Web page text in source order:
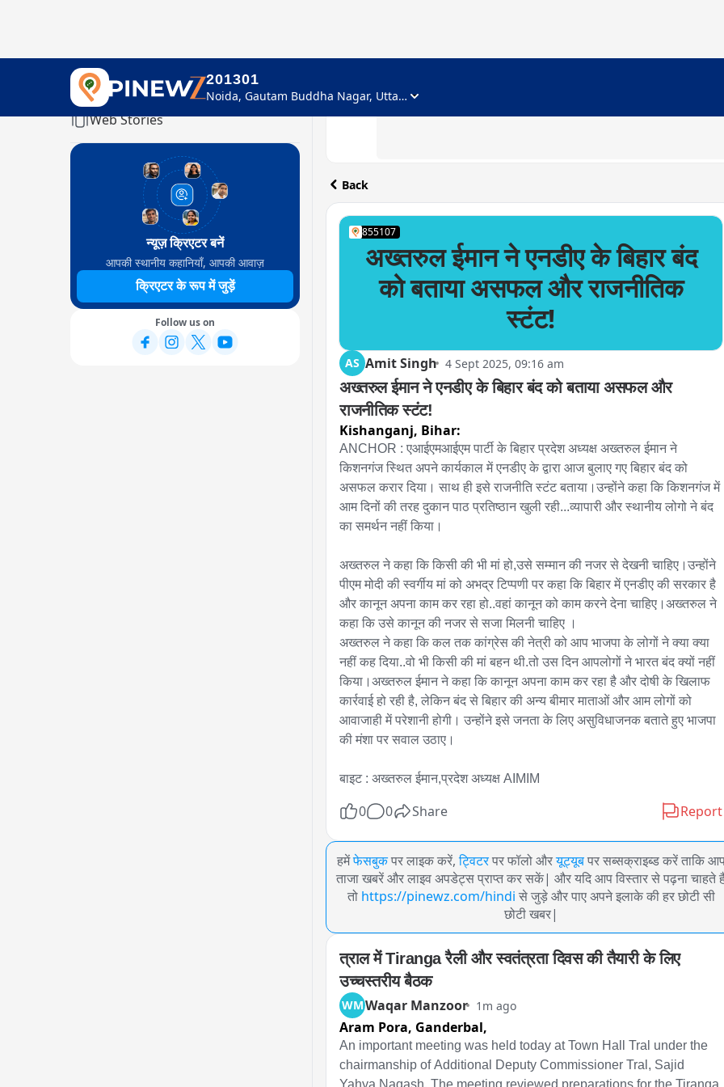
201301
Noida, Gautam Buddha Nagar, Uttar Pradesh
Home
Web Stories
न्यूज़ क्रिएटर बनें
आपकी स्थानीय कहानियाँ, आपकी आवाज़
क्रिएटर के रूप में जुड़ें
Follow us on
Back
855107
अख्तरुल ईमान ने एनडीए के बिहार बंद
को बताया असफल और राजनीतिक
स्टंट!
AS Amit Singh 4 Sept 2025, 09:16 am
अख्तरुल ईमान ने एनडीए के बिहार बंद को बताया असफल और
राजनीतिक स्टंट!
Kishanganj, Bihar:
ANCHOR : एआईएमआईएम पार्टी के बिहार प्रदेश अध्यक्ष अख्तरुल ईमान ने
किशनगंज स्थित अपने कार्यकाल में एनडीए के द्वारा आज बुलाए गए बिहार बंद को
असफल करार दिया। साथ ही इसे राजनीति स्टंट बताया।उन्होंने कहा कि किशनगंज में
आम दिनों की तरह दुकान पाठ प्रतिष्ठान खुली रही...व्यापारी और स्थानीय लोगो ने बंद
का समर्थन नहीं किया।
अख्तरुल ने कहा कि किसी की भी मां हो,उसे सम्मान की नजर से देखनी चाहिए।उन्होंने
पीएम मोदी की स्वर्गीय मां को अभद्र टिप्पणी पर कहा कि बिहार में एनडीए की सरकार है
और कानून अपना काम कर रहा हो..वहां कानून को काम करने देना चाहिए।अख्तरुल ने
कहा कि उसे कानून की नजर से सजा मिलनी चाहिए ।
अख्तरुल ने कहा कि कल तक कांग्रेस की नेत्री को आप भाजपा के लोगों ने क्या क्या
नहीं कह दिया..वो भी किसी की मां बहन थी.तो उस दिन आपलोगों ने भारत बंद क्यों नहीं
किया।अख्तरुल ईमान ने कहा कि कानून अपना काम कर रहा है और दोषी के खिलाफ
कार्रवाई हो रही है, लेकिन बंद से बिहार की अन्य बीमार माताओं और आम लोगों को
आवाजाही में परेशानी होगी। उन्होंने इसे जनता के लिए असुविधाजनक बताते हुए भाजपा
की मंशा पर सवाल उठाए।
बाइट : अख्तरुल ईमान,प्रदेश अध्यक्ष AIMIM
0 0 Share Report
हमेंफेसबुक पर लाइक करें, ट्विटर पर फॉलो औरयूट्यूब पर सब्सक्राइब्ड करें ताकि
ताजा खबरें और लाइव अपडेट्स प्राप्त कर सकें| और यदि आप विस्तार से पढ़ना चाहते
तो https://pinewz.com/hindi से जुड़े और पाए अपने इलाके की हर छोटी सी
छोटी खबर|
त्राल में Tiranga रैली और स्वतंत्रता दिवस की तैयारी के लिए
उच्चस्तरीय बैठक
WMWaqar Manzoor 1m ago
Aram Pora, Ganderbal,
An important meeting was held today at Town Hall Tral under the
chairmanship of Additional Deputy Commissioner Tral, Sajid
Yahya Naqash. The meeting reviewed preparations for the Tiranga